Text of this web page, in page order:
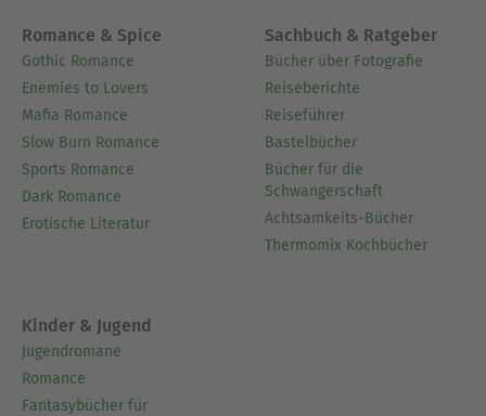
Romance & Spice
Gothic Romance
Enemies to Lovers
Mafia Romance
Slow Burn Romance
Sports Romance
Dark Romance
Erotische Literatur
Sachbuch & Ratgeber
Bücher über Fotografie
Reiseberichte
Reiseführer
Bastelbücher
Bücher für die
Schwangerschaft
Achtsamkeits-Bücher
Thermomix Kochbücher
Kinder & Jugend
Jugendromane
Romance
Fantasybücher für